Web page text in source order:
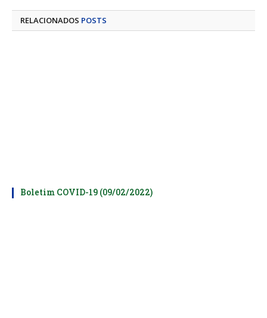
RELACIONADOS POSTS
Boletim COVID-19 (09/02/2022)